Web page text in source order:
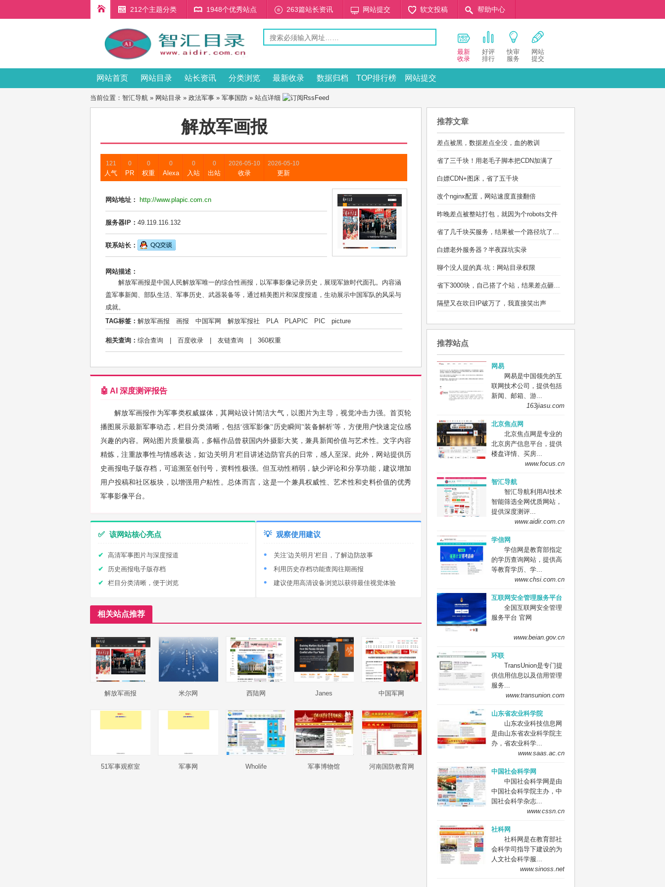
212个主题分类 1948个优秀站点 263篇站长资讯 网站提交 软文投稿 帮助中心
最新
收录
好评
排行
快审
服务
网站
提交
网站首页 网站目录 站长资讯 分类浏览 最新收录 数据归档 TOP排行榜 网站提交
当前位置： 智汇导航 » 网站目录 » 政法军事 » 军事国防 » 站点详细
解放军画报
121
人气
0
PR
0
权重
0
Alexa
0
入站
0
出站
2026-05-10
收录
2026-05-10
更新
网站地址： http://www.plapic.com.cn
服务器IP： 49.119.116.132
联系站长：
网站描述：
解放军画报是中国人民解放军唯一的综合性画报，以军事影像记录历史，展现军旅时代面孔。内容涵
盖军事新闻、部队生活、军事历史、武器装备等，通过精美图片和深度报道，生动展示中国军队的风采与
成就。
TAG标签： 解放军画报 画报 中国军网 解放军报社 PLA PLAPIC PIC picture
相关查询： 综合查询 百度收录 友链查询 360权重
🤖 AI 深度测评报告
解放军画报作为军事类权威媒体，其网站设计简洁大气，以图片为主导，视觉冲击力强。首页轮
播图展示最新军事动态，栏目分类清晰，包括‘强军影像’‘历史瞬间’‘装备解析’等，方便用户快速定位感
兴趣的内容。网站图片质量极高，多幅作品曾获国内外摄影大奖，兼具新闻价值与艺术性。文字内容
精炼，注重故事性与情感表达，如‘边关明月’栏目讲述边防官兵的日常，感人至深。此外，网站提供历
史画报电子版存档，可追溯至创刊号，资料性极强。但互动性稍弱，缺少评论和分享功能，建议增加
用户投稿和社区板块，以增强用户粘性。总体而言，这是一个兼具权威性、艺术性和史料价值的优秀
军事影像平台。
✅ 该网站核心亮点
高清军事图片与深度报道
历史画报电子版存档
栏目分类清晰，便于浏览
💡 观察使用建议
关注‘边关明月’栏目，了解边防故事
利用历史存档功能查阅往期画报
建议使用高清设备浏览以获得最佳视觉体验
相关站点推荐
解放军画报 米尔网 西陆网 Janes 中国军网
51军事观察室 军事网 Wholife 军事博物馆 河南国防教育网
推荐文章
差点被黑，数据差点全没，血的教训
省了三千块！用老毛子脚本把CDN加满了
白嫖CDN+图床，省了五千块
改个nginx配置，网站速度直接翻倍
昨晚差点被整站打包，就因为个robots文件
省了几千块买服务，结果被一个路径坑了两宿
白嫖老外服务器？半夜踩坑实录
聊个没人提的真·坑：网站目录权限
省下3000块，自己搭了个站，结果差点砸电脑
隔壁又在吹日IP破万了，我直接笑出声
推荐站点
网易
网易是中国领先的互
联网技术公司，提供包括
新闻、邮箱、游...
163jiasu.com
北京焦点网
北京焦点网是专业的
北京房产信息平台，提供
楼盘详情、买房...
www.focus.cn
智汇导航
智汇导航利用AI技术
智能筛选全网优质网站，
提供深度测评...
www.aidir.com.cn
学信网
学信网是教育部指定
的学历查询网站，提供高
等教育学历、学...
www.chsi.com.cn
互联网安全管理服务平台
全国互联网安全管理
服务平台 官网
www.beian.gov.cn
环联
TransUnion是专门提
供信用信息以及信用管理
服务...
www.transunion.com
山东省农业科学院
山东农业科技信息网
是由山东省农业科学院主
办，省农业科学...
www.saas.ac.cn
中国社会科学网
中国社会科学网是由
中国社会科学院主办，中
国社会科学杂志...
www.cssn.cn
社科网
社科网是在教育部社
会科学司指导下建设的为
人文社会科学服...
www.sinoss.net